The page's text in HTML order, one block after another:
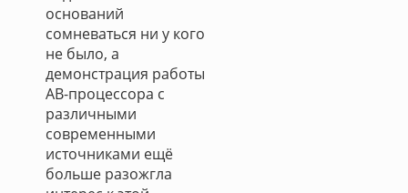
оснований
сомневаться ни у кого
не было, а
демонстрация работы
АВ-процессора с
различными
современными
источниками ещё
больше разожгла